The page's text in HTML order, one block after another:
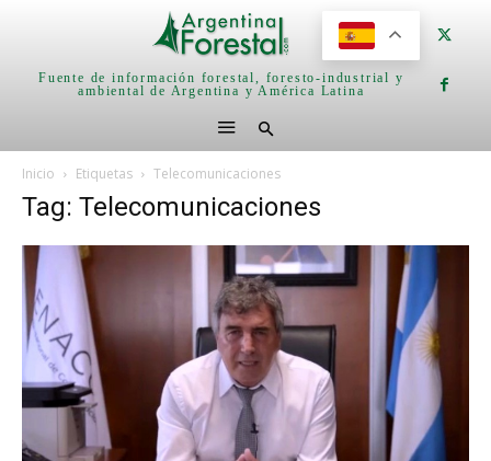
Fuente de información forestal, foresto-industrial y
ambiental de Argentina y América Latina
Inicio Etiquetas Telecomunicaciones
Tag: Telecomunicaciones